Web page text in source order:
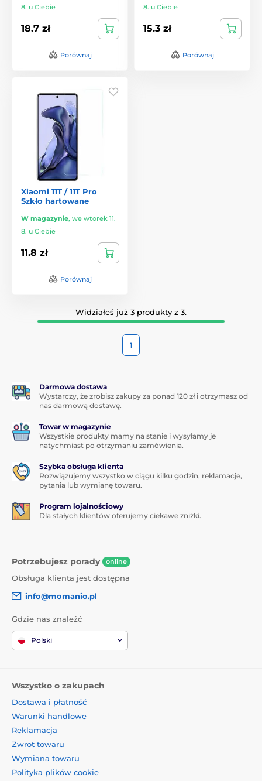
8. u Ciebie
18.7 zł
Porównaj
8. u Ciebie
15.3 zł
Porównaj
Xiaomi 11T / 11T Pro
Szkło hartowane
W magazynie, we wtorek 11.
8. u Ciebie
11.8 zł
Porównaj
Widziałeś już 3 produkty z 3.
1
Darmowa dostawa
Wystarczy, że zrobisz zakupy za ponad 120 zł i otrzymasz od
nas darmową dostawę.
Towar w magazynie
Wszystkie produkty mamy na stanie i wysyłamy je
natychmiast po otrzymaniu zamówienia.
Szybka obsługa klienta
Rozwiązujemy wszystko w ciągu kilku godzin, reklamacje,
pytania lub wymianę towaru.
Program lojalnościowy
Dla stałych klientów oferujemy ciekawe zniżki.
Potrzebujesz porady online
Obsługa klienta jest dostępna
info@momanio.pl
Gdzie nas znaleźć
Polski
Wszystko o zakupach
Dostawa i płatność
Warunki handlowe
Reklamacja
Zwrot towaru
Wymiana towaru
Polityka plików cookie